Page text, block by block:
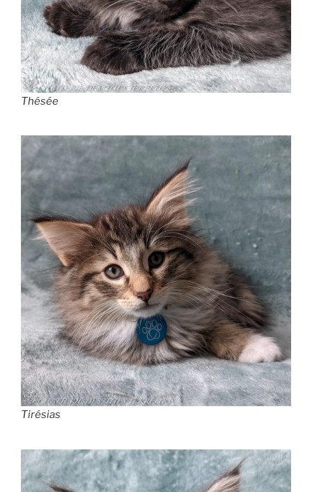
Thésée
Tirésias